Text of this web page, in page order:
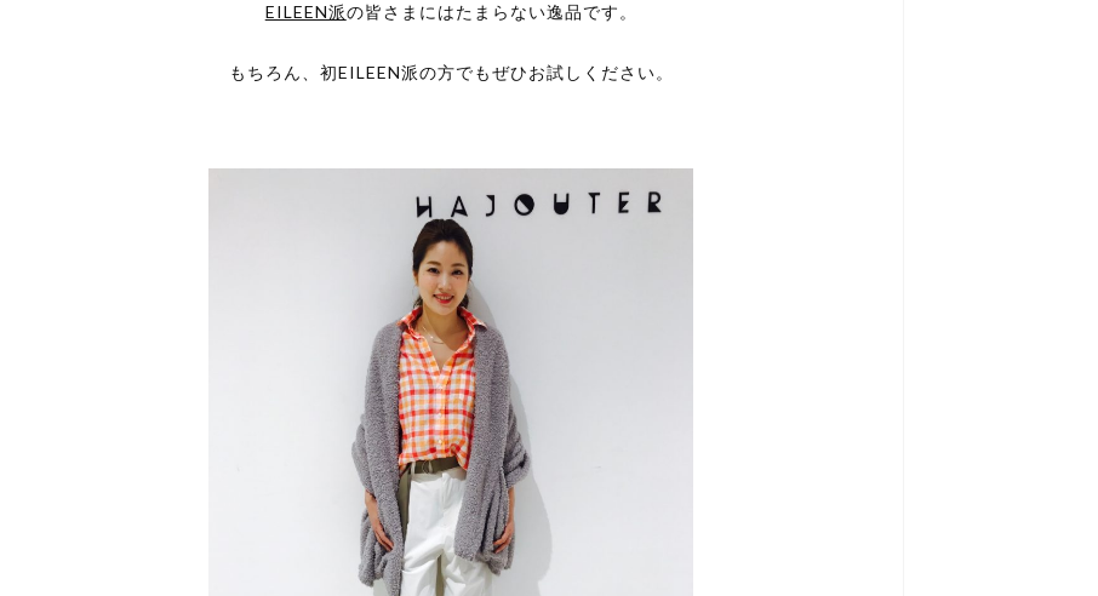
EILEEN派の皆さまにはたまらない逸品です。
もちろん、初EILEEN派の方でもぜひお試しください。